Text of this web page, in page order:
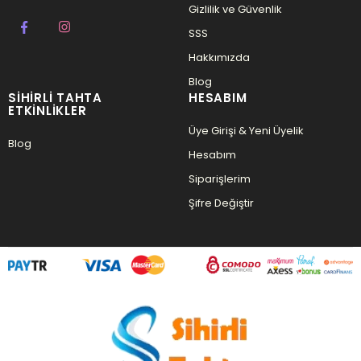
Gizlilik ve Güvenlik
SSS
Hakkımızda
Blog
SIHIRLI TAHTA
ETKINLIKLER
Blog
HESABIM
Üye Girişi & Yeni Üyelik
Hesabım
Siparişlerim
Şifre Değiştir